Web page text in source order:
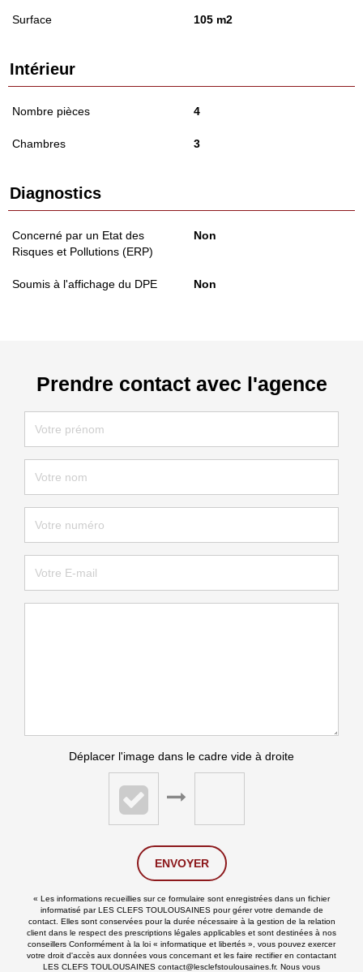
Surface 105 m2
Intérieur
Nombre pièces 4
Chambres 3
Diagnostics
Concerné par un Etat des
Risques et Pollutions (ERP)
Non
Soumis à l'affichage du DPE Non
Prendre contact avec l'agence
Déplacer l'image dans le cadre vide à droite
ENVOYER
« Les informations recueillies sur ce formulaire sont enregistrées dans un fichier
informatisé par LES CLEFS TOULOUSAINES pour gérer votre demande de
contact. Elles sont conservées pour la durée nécessaire à la gestion de la relation
client dans le respect des prescriptions légales applicables et sont destinées à nos
conseillers Conformément à la loi « informatique et libertés », vous pouvez exercer
votre droit d'accès aux données vous concernant et les faire rectifier en contactant
LES CLEFS TOULOUSAINES contact@lesclefstoulousaines.fr. Nous vous